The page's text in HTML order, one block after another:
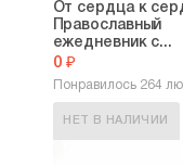
От сердца к
Православный
ежедневник с...
0 ₽
Понравилось 264
НЕТ В НАЛИЧИИ